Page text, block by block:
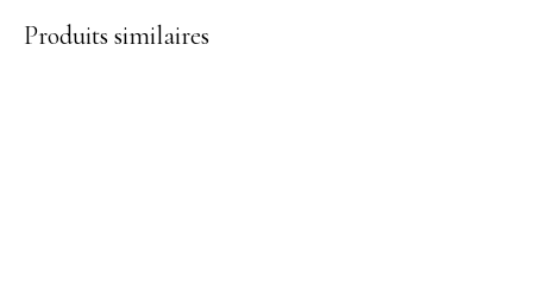
Produits similaires